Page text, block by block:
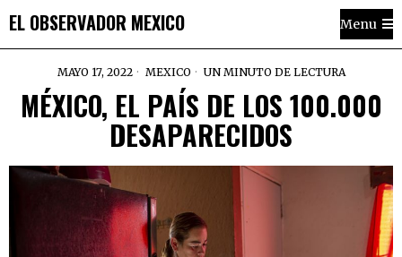
EL OBSERVADOR MEXICO Menu
MAYO 17, 2022 MEXICO UN MINUTO DE LECTURA
MÉXICO, EL PAÍS DE LOS 100.000
DESAPARECIDOS